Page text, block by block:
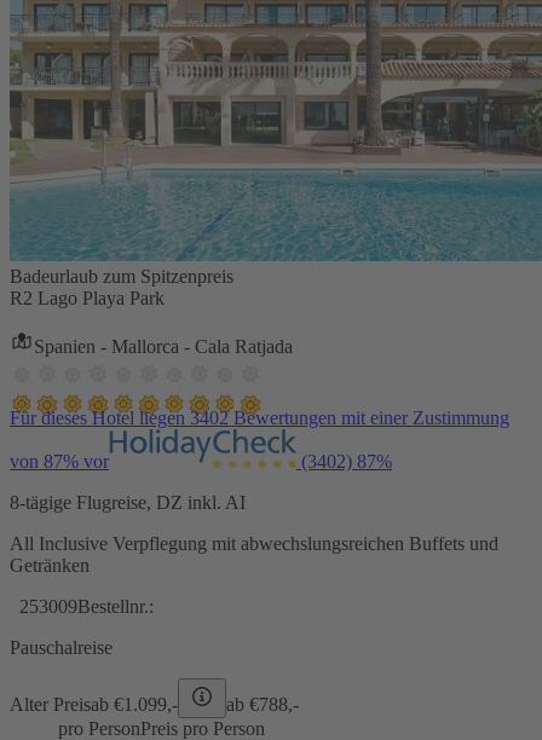
Badeurlaub zum Spitzenpreis
R2 Lago Playa Park
Spanien - Mallorca - Cala Ratjada
Für dieses Hotel liegen 3402 Bewertungen mit einer Zustimmung
von 87% vor (3402) 87%
8-tägige Flugreise, DZ inkl. AI
All Inclusive Verpflegung mit abwechslungsreichen Buffets und
Getränken
253009Bestellnr.:
Pauschalreise
Alter Preisab €1.099,- ab €788,-
pro PersonPreis pro Person